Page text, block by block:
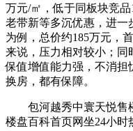
万元/㎡，低于同板块竞品
老带新等多沉优惠，进一
为例，总价约185万元，
来说，压力相对较小；同
保值增值能力强，不消担
换房，都有保障。
包河越秀中寰天悦售
楼盘百科首页网坐24小时